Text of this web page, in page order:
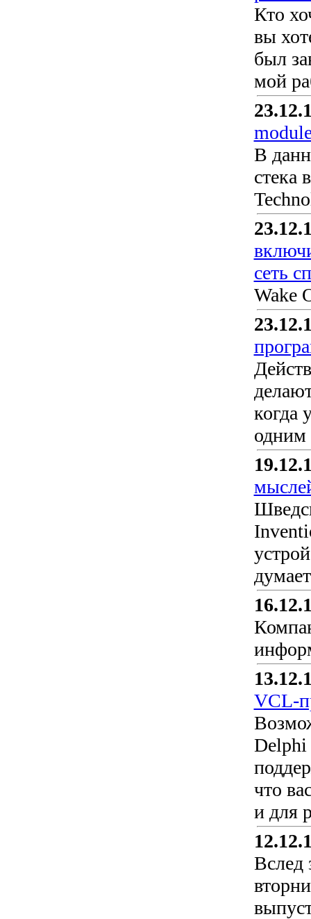
Кто
вы
был
мой
В
стека
сеть
Wake
когда
одним
VCL-
Delphi
что
и для
Вслед